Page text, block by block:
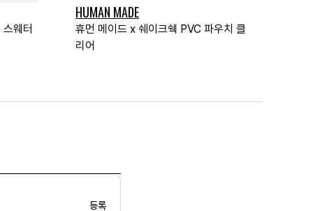
웨터
HUMAN MADE
휴먼 메이드 x 쉐이크쉑 PVC 파우치 클
리어
등록